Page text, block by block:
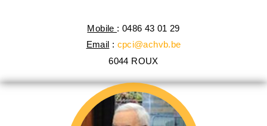
Mobile : 0486 43 01 29
Email : cpci@achvb.be
6044 ROUX